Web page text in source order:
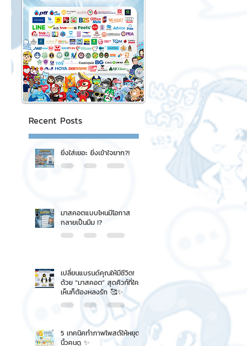
Recent Posts
ยิ่งใส่เยอะ ยิ่งเข้าใจยาก?!
มาสคอตแบบไหนมีโอกาส
กลายเป็นมีม !?
เปลี่ยนแบรนด์คุณให้มีชีวิต!
ด้วย "มาสคอต" สุดคิวท์ที่ใคร
เห็นก็ต้องหลงรัก 🥰✨
5 เทคนิคทำภาพโพสต์ให้หยุด
นิ้วคนดู ✨